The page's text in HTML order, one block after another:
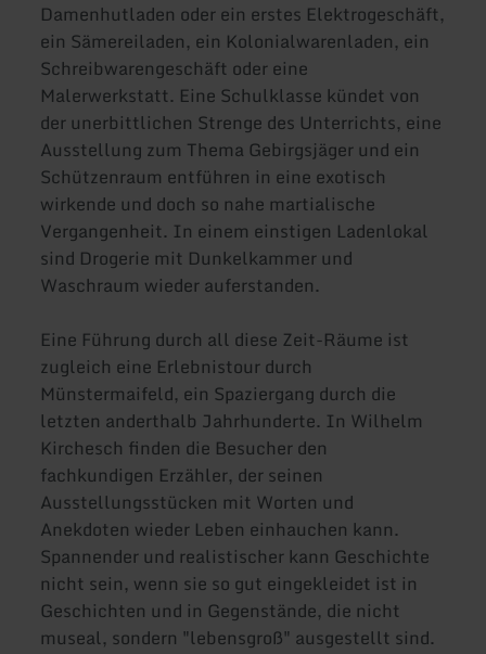
Damenhutladen oder ein erstes Elektrogeschäft,
ein Sämereiladen, ein Kolonialwarenladen, ein
Schreibwarengeschäft oder eine
Malerwerkstatt. Eine Schulklasse kündet von
der unerbittlichen Strenge des Unterrichts, eine
Ausstellung zum Thema Gebirgsjäger und ein
Schützenraum entführen in eine exotisch
wirkende und doch so nahe martialische
Vergangenheit. In einem einstigen Ladenlokal
sind Drogerie mit Dunkelkammer und
Waschraum wieder auferstanden.
Eine Führung durch all diese Zeit-Räume ist
zugleich eine Erlebnistour durch
Münstermaifeld, ein Spaziergang durch die
letzten anderthalb Jahrhunderte. In Wilhelm
Kirchesch finden die Besucher den
fachkundigen Erzähler, der seinen
Ausstellungsstücken mit Worten und
Anekdoten wieder Leben einhauchen kann.
Spannender und realistischer kann Geschichte
nicht sein, wenn sie so gut eingekleidet ist in
Geschichten und in Gegenstände, die nicht
museal, sondern "lebensgroß" ausgestellt sind.